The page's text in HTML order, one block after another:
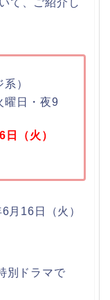
）
曜日・夜9
（火）
月16日（火）
別ドラマで